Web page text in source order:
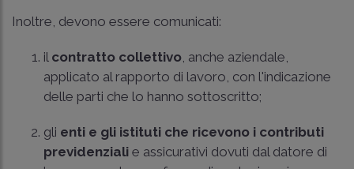
Inoltre, devono essere comunicati:
il contratto collettivo , anche aziendale,
applicato al rapporto di lavoro, con l'indicazione
delle parti che lo hanno sottoscritto;
gli enti e gli istituti che ricevono i contributi
previdenziali e assicurativi dovuti dal datore di